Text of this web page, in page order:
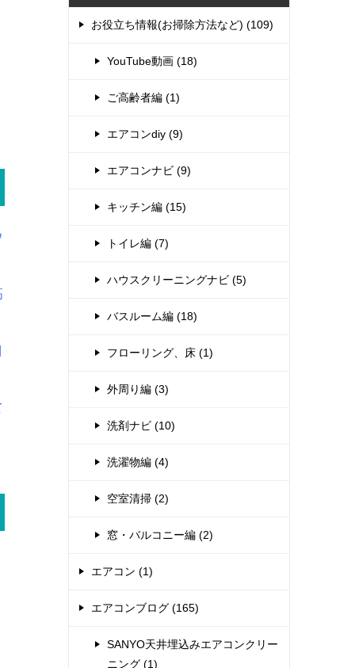
お役立ち情報(お掃除方法など) (109)
YouTube動画 (18)
ご高齢者編 (1)
エアコンdiy (9)
エアコンナビ (9)
キッチン編 (15)
トイレ編 (7)
ハウスクリーニングナビ (5)
バスルーム編 (18)
フローリング、床 (1)
外周り編 (3)
洗剤ナビ (10)
洗濯物編 (4)
空室清掃 (2)
窓・バルコニー編 (2)
エアコン (1)
エアコンブログ (165)
SANYO天井埋込みエアコンクリー
ニング (1)